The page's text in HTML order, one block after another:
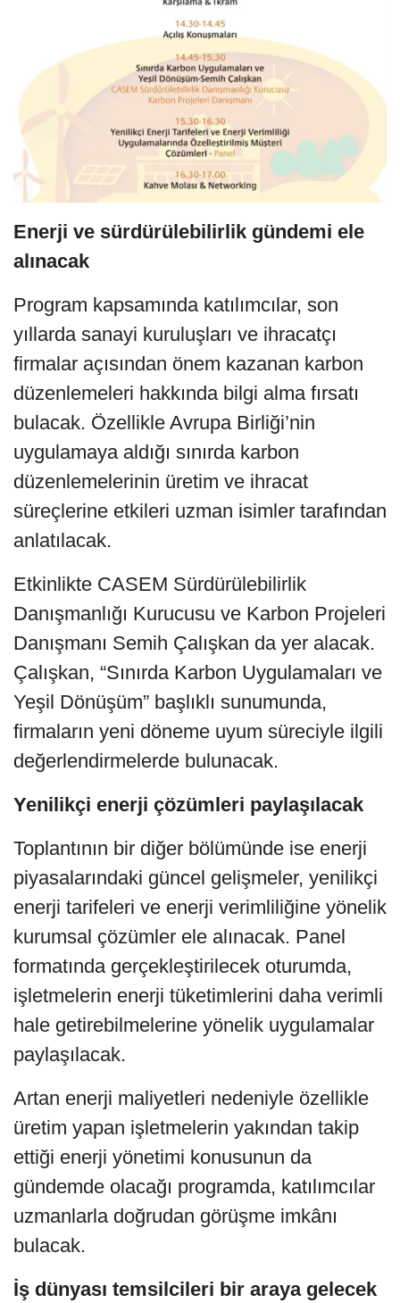
Enerji ve sürdürülebilirlik gündemi ele
alınacak
Program kapsamında katılımcılar, son
yıllarda sanayi kuruluşları ve ihracatçı
firmalar açısından önem kazanan karbon
düzenlemeleri hakkında bilgi alma fırsatı
bulacak. Özellikle Avrupa Birliği’nin
uygulamaya aldığı sınırda karbon
düzenlemelerinin üretim ve ihracat
süreçlerine etkileri uzman isimler tarafından
anlatılacak.
Etkinlikte CASEM Sürdürülebilirlik
Danışmanlığı Kurucusu ve Karbon Projeleri
Danışmanı Semih Çalışkan da yer alacak.
Çalışkan, “Sınırda Karbon Uygulamaları ve
Yeşil Dönüşüm” başlıklı sunumunda,
firmaların yeni döneme uyum süreciyle ilgili
değerlendirmelerde bulunacak.
Yenilikçi enerji çözümleri paylaşılacak
Toplantının bir diğer bölümünde ise enerji
piyasalarındaki güncel gelişmeler, yenilikçi
enerji tarifeleri ve enerji verimliliğine yönelik
kurumsal çözümler ele alınacak. Panel
formatında gerçekleştirilecek oturumda,
işletmelerin enerji tüketimlerini daha verimli
hale getirebilmelerine yönelik uygulamalar
paylaşılacak.
Artan enerji maliyetleri nedeniyle özellikle
üretim yapan işletmelerin yakından takip
ettiği enerji yönetimi konusunun da
gündemde olacağı programda, katılımcılar
uzmanlarla doğrudan görüşme imkânı
bulacak.
İş dünyası temsilcileri bir araya gelecek